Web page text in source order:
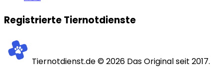
Registrierte Tiernotdienste
Tiernotdienst.de ©2026 Das Original seit 2017.